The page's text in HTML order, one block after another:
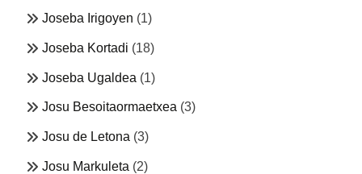
Joseba Irigoyen (1)
Joseba Kortadi (18)
Joseba Ugaldea (1)
Josu Besoitaormaetxea (3)
Josu de Letona (3)
Josu Markuleta (2)